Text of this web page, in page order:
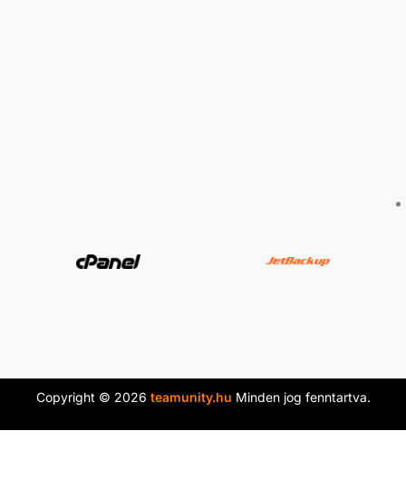
Copyright © 2026 teamunity.hu Minden jog fenntartva.